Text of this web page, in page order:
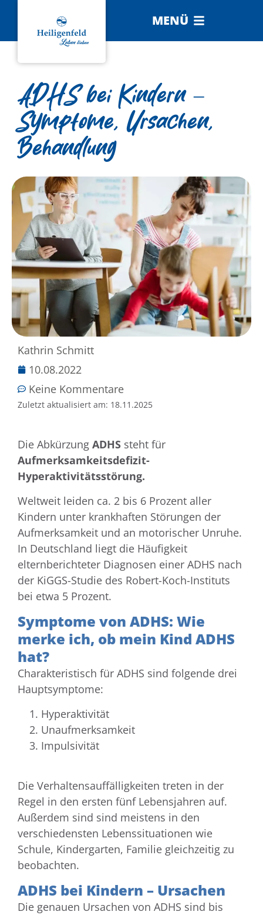
MENÜ
ADHS bei Kindern –
Symptome, Ursachen,
Behandlung
Kathrin Schmitt
10.08.2022
Keine Kommentare
Zuletzt aktualisiert am: 18.11.2025
Die Abkürzung ADHS steht für
Aufmerksamkeitsdefizit-
Hyperaktivitätsstörung.
Weltweit leiden ca. 2 bis 6 Prozent aller
Kindern unter krankhaften Störungen der
Aufmerksamkeit und an motorischer Unruhe.
In Deutschland liegt die Häufigkeit
elternberichteter Diagnosen einer ADHS nach
der KiGGS-Studie des Robert-Koch-Instituts
bei etwa 5 Prozent.
Symptome von ADHS: Wie
merke ich, ob mein Kind ADHS
hat?
Charakteristisch für ADHS sind folgende drei
Hauptsymptome:
Hyperaktivität
Unaufmerksamkeit
Impulsivität
Die Verhaltensauffälligkeiten treten in der
Regel in den ersten fünf Lebensjahren auf.
Außerdem sind sind meistens in den
verschiedensten Lebenssituationen wie
Schule, Kindergarten, Familie gleichzeitig zu
beobachten.
ADHS bei Kindern – Ursachen
Die genauen Ursachen von ADHS sind bis